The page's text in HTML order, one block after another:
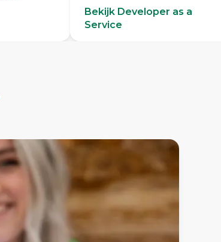
Bekijk Developer as a
Service